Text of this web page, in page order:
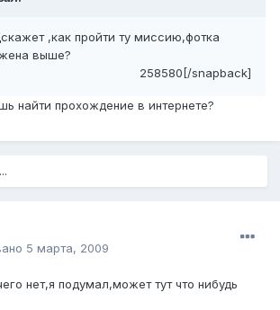
,как пройти ту миссию,фотка
выше?
258580[/snapback]
найти прохождение в интернете?
5 марта, 2009
нет,я подумал,может тут что нибудь